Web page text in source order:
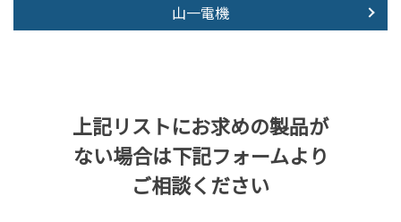
山一電機
上記リストにお求めの製品が
ない場合は下記フォームより
ご相談ください